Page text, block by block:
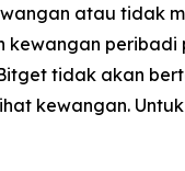
atau tidak
kewangan
tidak akan
kewangan.